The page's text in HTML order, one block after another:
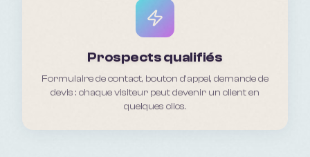
Prospects qualifiés
Formulaire de contact, bouton d'appel, demande de
devis : chaque visiteur peut devenir un client en
quelques clics.